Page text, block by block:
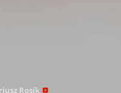
Rosik